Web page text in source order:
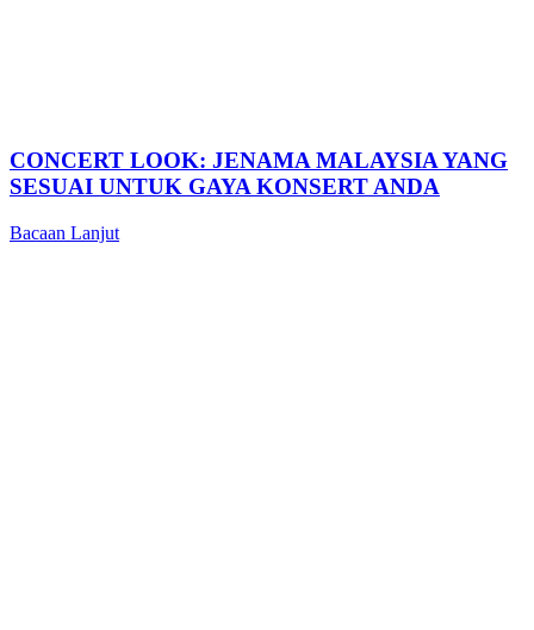
CONCERT LOOK: JENAMA MALAYSIA YANG
SESUAI UNTUK GAYA KONSERT ANDA
Bacaan Lanjut